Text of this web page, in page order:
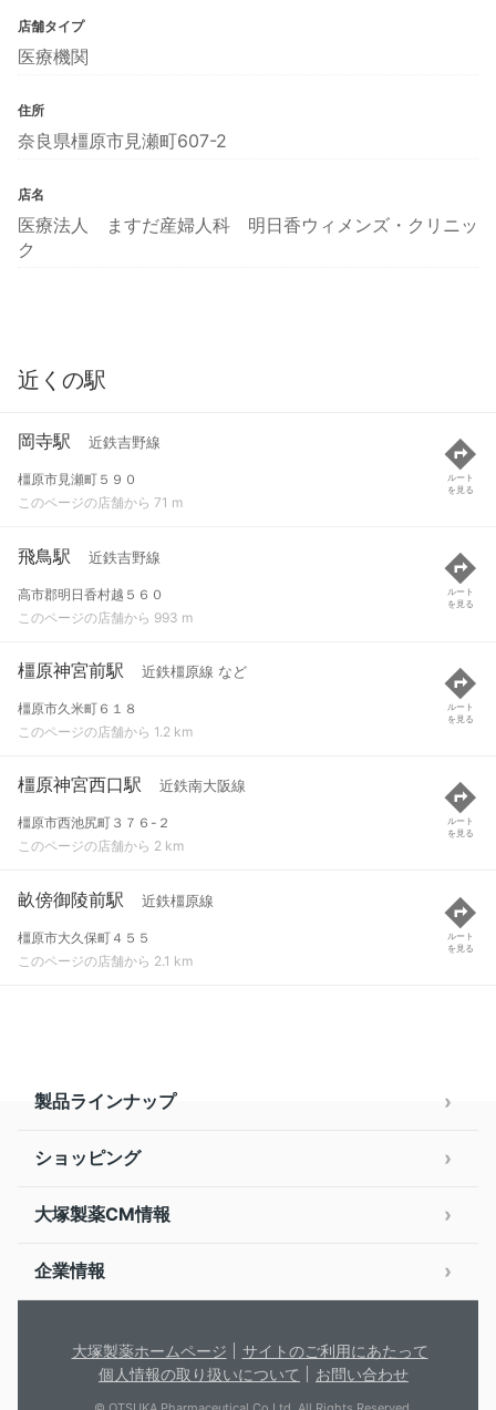
店舗タイプ
医療機関
住所
奈良県橿原市見瀬町607-2
店名
医療法人 ますだ産婦人科 明日香ウィメンズ・クリニッ
ク
近くの駅
岡寺駅 近鉄吉野線
橿原市見瀬町５９０
このページの店舗から 71 m
ルート
を見る
飛鳥駅 近鉄吉野線
高市郡明日香村越５６０
このページの店舗から 993 m
ルート
を見る
橿原神宮前駅 近鉄橿原線 など
橿原市久米町６１８
このページの店舗から 1.2 km
ルート
を見る
橿原神宮西口駅 近鉄南大阪線
橿原市西池尻町３７６-２
このページの店舗から 2 km
ルート
を見る
畝傍御陵前駅 近鉄橿原線
橿原市大久保町４５５
このページの店舗から 2.1 km
ルート
を見る
製品ラインナップ
ショッピング
大塚製薬CM情報
企業情報
大塚製薬ホームページ
サイトのご利用にあたって
個人情報の取り扱いについて
お問い合わせ